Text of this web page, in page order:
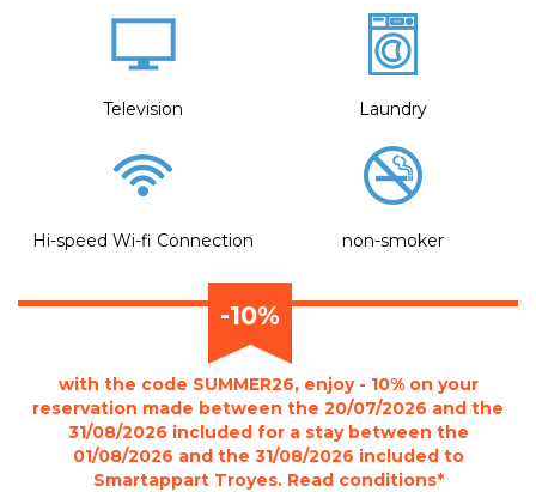
Television Laundry
Hi-speed Wi-fi Connection non-smoker
-10%
with the code SUMMER26, enjoy - 10% on your
reservation made between the 20/07/2026 and the
31/08/2026 included for a stay between the
01/08/2026 and the 31/08/2026 included to
Smartappart Troyes. Read conditions*